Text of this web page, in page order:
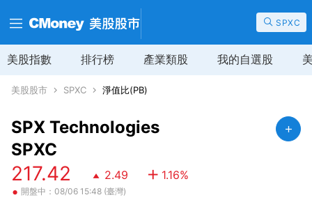
SPXC
美股指數 排行榜 產業類股 我的自選股
美股股市 SPXC 淨值比(PB)
SPX Technologies
SPXC
217.42 2.49 1.16%
• 開盤中：08/06 15:48 (臺灣)